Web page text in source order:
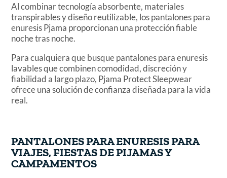
Al combinar tecnología absorbente, materiales
transpirables y diseño reutilizable, los pantalones para
enuresis Pjama proporcionan una protección fiable
noche tras noche.
Para cualquiera que busque pantalones para enuresis
lavables que combinen comodidad, discreción y
fiabilidad a largo plazo, Pjama Protect Sleepwear
ofrece una solución de confianza diseñada para la vida
real.
PANTALONES PARA ENURESIS PARA
VIAJES, FIESTAS DE PIJAMAS Y
CAMPAMENTOS